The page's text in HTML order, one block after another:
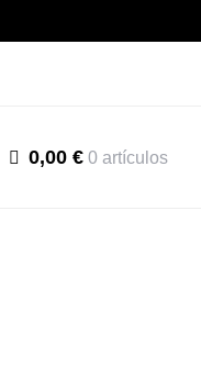
0,00 € 0 artículos